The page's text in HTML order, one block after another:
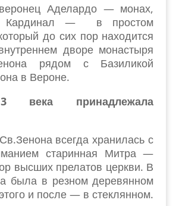
Аделардо — монах,
Кардинал — в простом
до сих пор находится
дворе монастыря
рядом с Базиликой
в Вероне.
века принадлежала
всегда хранилась с
старинная Митра —
высших прелатов церкви. В
была в резном деревянном
и после — в стеклянном.